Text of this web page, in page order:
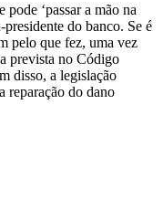
pode ‘passar a mão na
presidente do banco. Se é
pelo que fez, uma vez
prevista no Código
disso, a legislação
reparação do dano